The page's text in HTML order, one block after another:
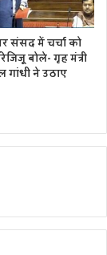
संसद में चर्चा को
बोले- गृह मंत्री
गांधी ने उठाए